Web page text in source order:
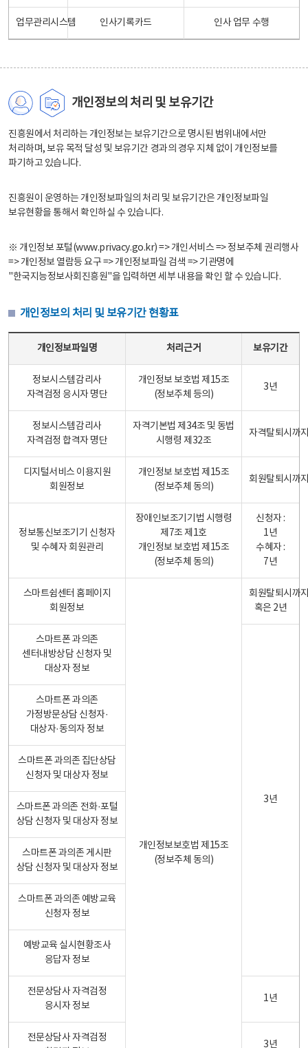
업무관리시스템 인사기록카드 인사 업무 수행
개인정보의 처리 및 보유기간
진흥원에서 처리하는 개인정보는 보유기간으로 명시된 범위내에서만
처리하며, 보유 목적 달성 및 보유기간 경과의 경우 지체 없이 개인정보를
파기하고 있습니다.
진흥원이 운영하는 개인정보파일의 처리 및 보유기간은 개인정보파일
보유현황을 통해서 확인하실 수 있습니다.
※ 개인정보 포털(www.privacy.go.kr) => 개인서비스 => 정보주체 권리행사
=> 개인정보 열람등 요구 => 개인정보파일 검색 => 기관명에
"한국지능정보사회진흥원"을 입력하면 세부 내용을 확인 할 수 있습니다.
개인정보의 처리 및 보유기간 현황표
개인정보파일명 처리근거 보유기간
정보시스템감리사
자격검정 응시자 명단
개인정보 보호법 제15조
(정보주체 등의)
3년
정보시스템감리사
자격검정 합격자 명단
자격기본법 제34조 및 동법
시행령 제32조
자격탈퇴시까
디지털서비스 이용지원
회원정보
개인정보 보호법 제15조
(정보주체 동의)
회원탈퇴시까
정보통신보조기기 신청자
및 수혜자 회원관리
장애인보조기기법 시행령
제7조 제1호
개인정보 보호법 제15조
(정보주체 동의)
신청자 :
1년
수혜자 :
7년
스마트쉼센터 홈페이지
회원정보
개인정보보호법 제15조
(정보주체 동의)
회원탈퇴시까
혹은 2년
스마트폰 과의존
센터내방상담 신청자 및
대상자 정보
3년
스마트폰 과의존
가정방문상담 신청자·
대상자·동의자 정보
스마트폰 과의존 집단상담
신청자 및 대상자 정보
스마트폰 과의존 전화·포털
상담 신청자 및 대상자 정보
스마트폰 과의존 게시판
상담 신청자 및 대상자 정보
스마트폰 과의존 예방교육
신청자 정보
예방교육 실시현황조사
응답자 정보
전문상담사 자격검정
응시자 정보
1년
전문상담사 자격검정
3년